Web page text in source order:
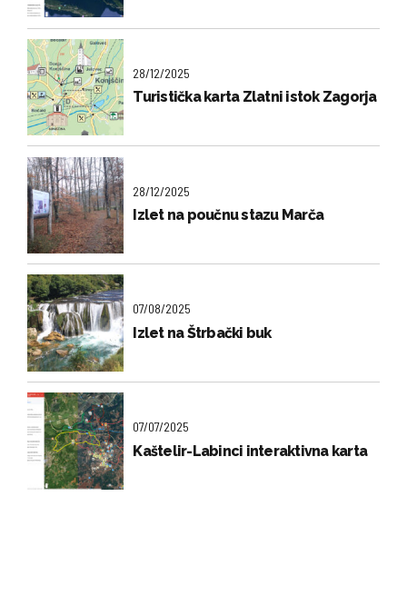
28/12/2025
Turistička karta Zlatni istok Zagorja
28/12/2025
Izlet na poučnu stazu Marča
07/08/2025
Izlet na Štrbački buk
07/07/2025
Kaštelir-Labinci interaktivna karta